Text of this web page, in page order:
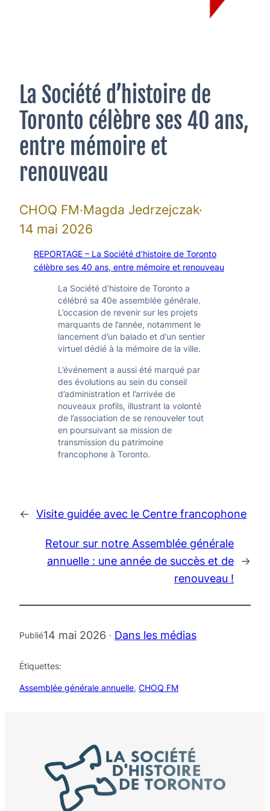
La Société d’histoire de
Toronto célèbre ses 40 ans,
entre mémoire et
renouveau
CHOQ FM Magda Jedrzejczak
14 mai 2026
REPORTAGE – La Société d’histoire de Toronto
célèbre ses 40 ans, entre mémoire et renouveau
La Société d’histoire de Toronto a
célébré sa 40e assemblée générale.
L’occasion de revenir sur les projets
marquants de l’année, notamment le
lancement d’un balado et d’un sentier
virtuel dédié à la mémoire de la ville.
L’événement a aussi été marqué par
des évolutions au sein du conseil
d’administration et l’arrivée de
nouveaux profils, illustrant la volonté
de l’association de se renouveler tout
en poursuivant sa mission de
transmission du patrimoine
francophone à Toronto.
← Visite guidée avec le Centre francophone
Retour sur notre Assemblée générale
annuelle : une année de succès et de
renouveau !
→
Publié14 mai 2026 · Dans les médias
Étiquettes:
Assemblée générale annuelle, CHOQ FM